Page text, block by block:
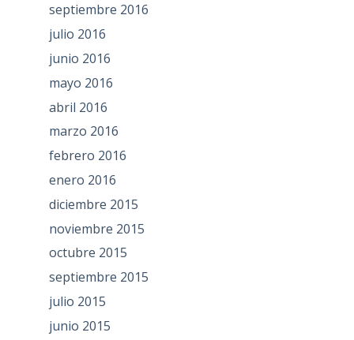
septiembre 2016
julio 2016
junio 2016
mayo 2016
abril 2016
marzo 2016
febrero 2016
enero 2016
diciembre 2015
noviembre 2015
octubre 2015
septiembre 2015
julio 2015
junio 2015